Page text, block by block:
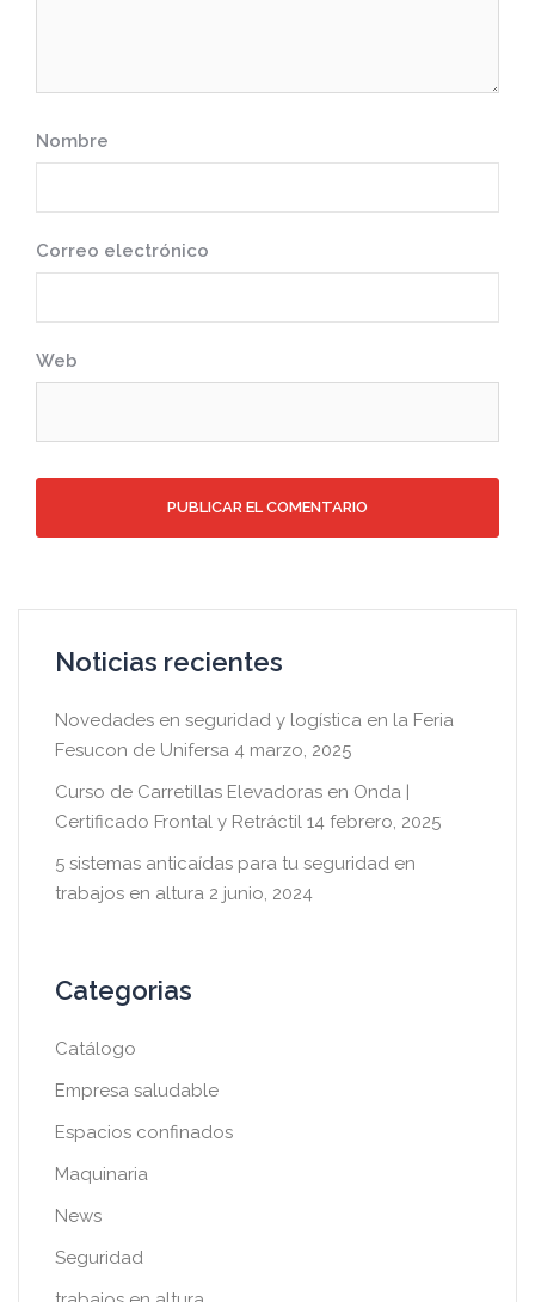
Nombre
Correo electrónico
Web
Noticias recientes
Novedades en seguridad y logística en la Feria
Fesucon de Unifersa 4 marzo, 2025
Curso de Carretillas Elevadoras en Onda |
Certificado Frontal y Retráctil 14 febrero, 2025
5 sistemas anticaídas para tu seguridad en
trabajos en altura 2 junio, 2024
Categorias
Catálogo
Empresa saludable
Espacios confinados
Maquinaria
News
Seguridad